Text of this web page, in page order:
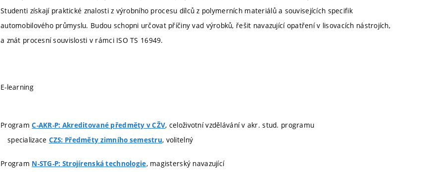
Studenti získají praktické znalosti z výrobního procesu dílců z polymerních materiálů a souvisejících specifik
automobilového průmyslu. Budou schopni určovat příčiny vad výrobků, řešit navazující opatření v lisovacích nástrojích,
a znát procesní souvislosti v rámci ISO TS 16949.
E-learning
ProgramC-AKR-P: Akreditované předměty v CŽV, celoživotní vzdělávání v akr. stud. programu
specializace CZS: Předměty zimního semestru, volitelný
Program N-STG-P: Strojírenská technologie, magisterský navazující